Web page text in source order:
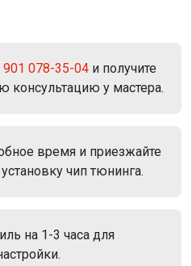
901 078-35-04 и получите
консультацию у мастера.
время и приезжайте
чип тюнинга.
на 1-3 часа для